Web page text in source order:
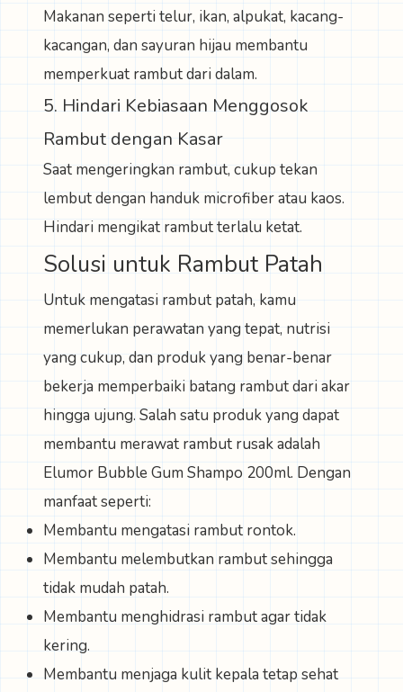
Makanan seperti telur, ikan, alpukat, kacang-
kacangan, dan sayuran hijau membantu
memperkuat rambut dari dalam.
5. Hindari Kebiasaan Menggosok
Rambut dengan Kasar
Saat mengeringkan rambut, cukup tekan
lembut dengan handuk microfiber atau kaos.
Hindari mengikat rambut terlalu ketat.
Solusi untuk Rambut Patah
Untuk mengatasi rambut patah, kamu
memerlukan perawatan yang tepat, nutrisi
yang cukup, dan produk yang benar-benar
bekerja memperbaiki batang rambut dari akar
hingga ujung. Salah satu produk yang dapat
membantu merawat rambut rusak adalah
Elumor Bubble Gum Shampo 200ml. Dengan
manfaat seperti:
Membantu mengatasi rambut rontok.
Membantu melembutkan rambut sehingga
tidak mudah patah.
Membantu menghidrasi rambut agar tidak
kering.
Membantu menjaga kulit kepala tetap sehat